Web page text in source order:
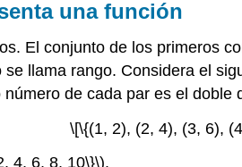
una función
El conjunto de los primeros
llama rango. Considera el
de cada par es el doble
\[\{(1, 2), (2, 4), (3, 6),
4, 6, 8, 10\}\).